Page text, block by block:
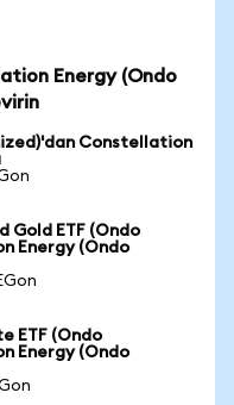
Energy (Ondo
Constellation
Gold ETF (Ondo
Energy (Ondo
ETF (Ondo
Energy (Ondo